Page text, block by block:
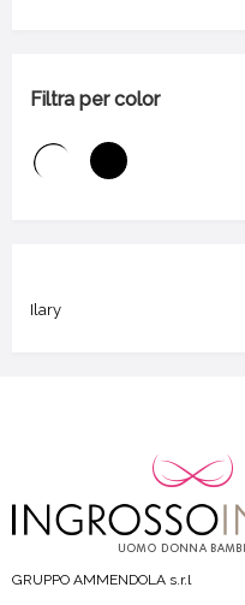
Filtra per color
Ilary
GRUPPO AMMENDOLA s.r.l